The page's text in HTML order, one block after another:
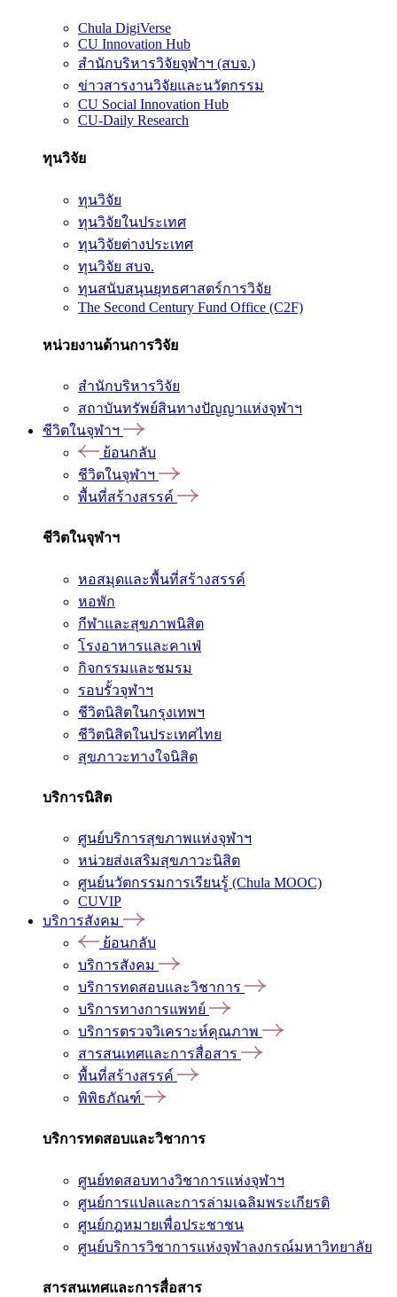
Chula DigiVerse
CU Innovation Hub
สำนักบริหารวิจัยจุฬาฯ (สบจ.)
ข่าวสารงานวิจัยและนวัตกรรม
CU Social Innovation Hub
CU-Daily Research
ทุนวิจัย
ทุนวิจัย
ทุนวิจัยในประเทศ
ทุนวิจัยต่างประเทศ
ทุนวิจัย สบจ.
ทุนสนับสนุนยุทธศาสตร์การวิจัย
The Second Century Fund Office (C2F)
หน่วยงานด้านการวิจัย
สำนักบริหารวิจัย
สถาบันทรัพย์สินทางปัญญาแห่งจุฬาฯ
ชีวิตในจุฬาฯ
ย้อนกลับ
ชีวิตในจุฬาฯ
พื้นที่สร้างสรรค์
ชีวิตในจุฬาฯ
หอสมุดและพื้นที่สร้างสรรค์
หอพัก
กีฬาและสุขภาพนิสิต
โรงอาหารและคาเฟ่
กิจกรรมและชมรม
รอบรั้วจุฬาฯ
ชีวิตนิสิตในกรุงเทพฯ
ชีวิตนิสิตในประเทศไทย
สุขภาวะทางใจนิสิต
บริการนิสิต
ศูนย์บริการสุขภาพแห่งจุฬาฯ
หน่วยส่งเสริมสุขภาวะนิสิต
ศูนย์นวัตกรรมการเรียนรู้ (Chula MOOC)
CUVIP
บริการสังคม
ย้อนกลับ
บริการสังคม
บริการทดสอบและวิชาการ
บริการทางการแพทย์
บริการตรวจวิเคราะห์คุณภาพ
สารสนเทศและการสื่อสาร
พื้นที่สร้างสรรค์
พิพิธภัณฑ์
บริการทดสอบและวิชาการ
ศูนย์ทดสอบทางวิชาการแห่งจุฬาฯ
ศูนย์การแปลและการล่ามเฉลิมพระเกียรติ
ศูนย์กฎหมายเพื่อประชาชน
ศูนย์บริการวิชาการแห่งจุฬาลงกรณ์มหาวิทยาลัย
สารสนเทศและการสื่อสาร